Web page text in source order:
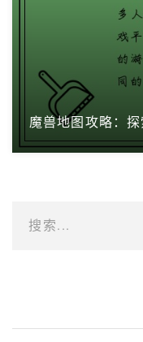
魔兽地图攻略：
搜索...